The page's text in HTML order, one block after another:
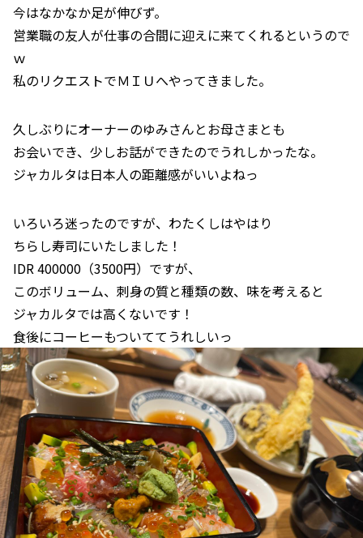
今はなかなか足が伸びず。
営業職の友人が仕事の合間に迎えに来てくれるというので
ｗ
私のリクエストでＭＩＵへやってきました。
久しぶりにオーナーのゆみさんとお母さまとも
お会いでき、少しお話ができたのでうれしかったな。
ジャカルタは日本人の距離感がいいよねっ
いろいろ迷ったのですが、わたくしはやはり
ちらし寿司にいたしました！
IDR 400000（3500円）ですが、
このボリューム、刺身の質と種類の数、味を考えると
ジャカルタでは高くないです！
食後にコーヒーもついててうれしいっ